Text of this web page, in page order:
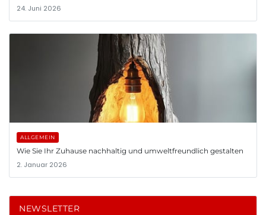
24. Juni 2026
ALLGEMEIN
Wie Sie Ihr Zuhause nachhaltig und umweltfreundlich gestalten
2. Januar 2026
NEWSLETTER